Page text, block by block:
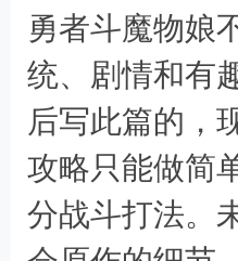
勇者斗魔物娘
统、剧情和有
后写此篇的，
攻略只能做简
分战斗打法。